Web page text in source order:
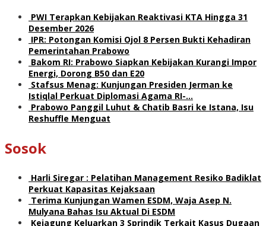
PWI Terapkan Kebijakan Reaktivasi KTA Hingga 31
Desember 2026
IPR: Potongan Komisi Ojol 8 Persen Bukti Kehadiran
Pemerintahan Prabowo
Bakom RI: Prabowo Siapkan Kebijakan Kurangi Impor
Energi, Dorong B50 dan E20
Stafsus Menag: Kunjungan Presiden Jerman ke
Istiqlal Perkuat Diplomasi Agama RI-…
Prabowo Panggil Luhut & Chatib Basri ke Istana, Isu
Reshuffle Menguat
Sosok
Harli Siregar : Pelatihan Management Resiko Badiklat
Perkuat Kapasitas Kejaksaan
Terima Kunjungan Wamen ESDM, Waja Asep N.
Mulyana Bahas Isu Aktual Di ESDM
Kejagung Keluarkan 3 Sprindik Terkait Kasus Dugaan